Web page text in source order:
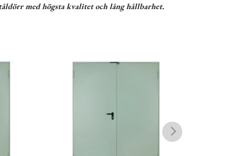
med högsta kvalitet och lång hållbarhet.